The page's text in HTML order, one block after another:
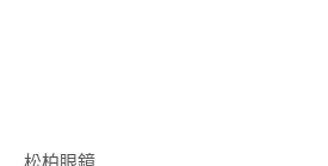
松柏眼鏡